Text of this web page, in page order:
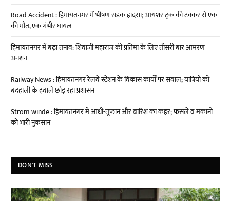
Road Accident : हिमायतनगर में भीषण सड़क हादसा; आयशर ट्रक की टक्कर से एक
की मौत, एक गंभीर घायल
हिमायतनगर में बढ़ा तनाव: शिवाजी महाराज की प्रतिमा के लिए तीसरी बार आमरण
अनशन
Railway News : हिमायतनगर रेलवे स्टेशन के विकास कार्यों पर सवाल; यात्रियों को
बदहाली के हवाले छोड़ रहा प्रशासन
Strom winde : हिमायतनगर में आंधी-तूफान और बारिश का कहर; फसलें व मकानों
को भारी नुकसान
DON'T MISS